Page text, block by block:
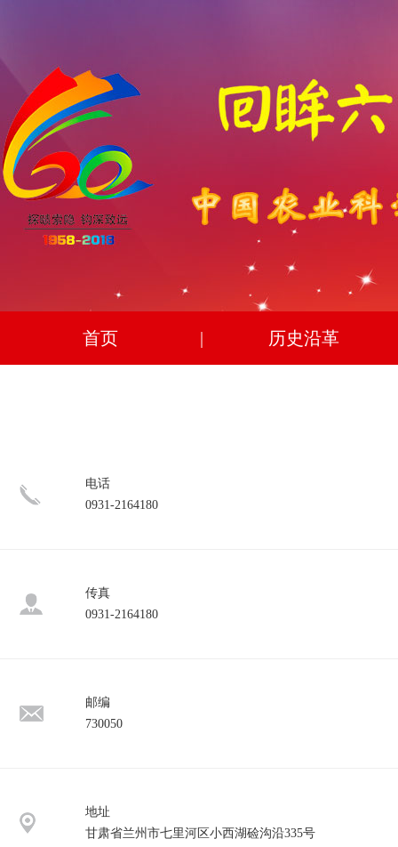
首页 | 历史沿革
电话
0931-2164180
传真
0931-2164180
邮编
730050
地址
甘肃省兰州市七里河区小西湖硷沟沿335号